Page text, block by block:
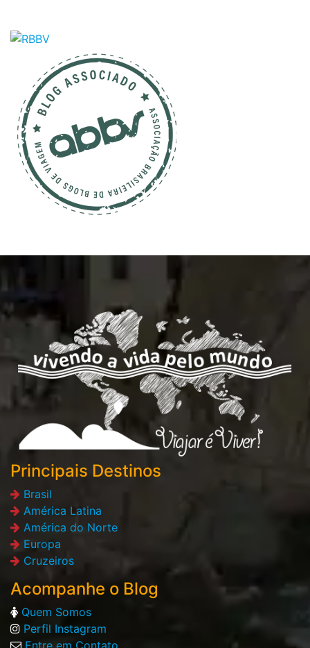
Principais Destinos
Brasil
América Latina
América do Norte
Europa
Cruzeiros
Acompanhe o Blog
Quem Somos
Perfil Instagram
Entre em Contato